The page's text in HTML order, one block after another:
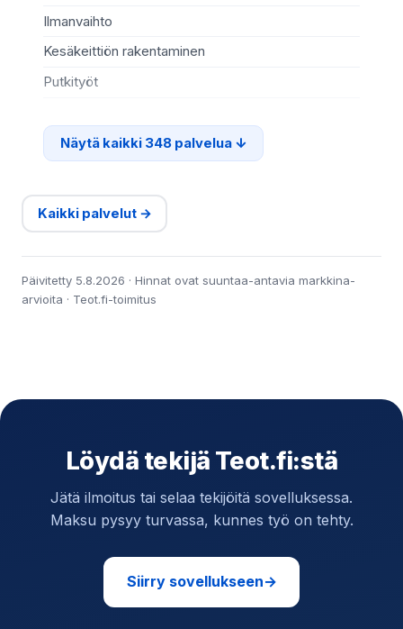
Ilmanvaihto
Kesäkeittiön rakentaminen
Putkityöt
Näytä kaikki 348 palvelua
Kaikki palvelut →
Päivitetty 5.8.2026 · Hinnat ovat suuntaa-antavia markkina-
arvioita · Teot.fi-toimitus
Löydä tekijä Teot.fi:stä
Jätä ilmoitus tai selaa tekijöitä sovelluksessa.
Maksu pysyy turvassa, kunnes työ on tehty.
Siirry sovellukseen→